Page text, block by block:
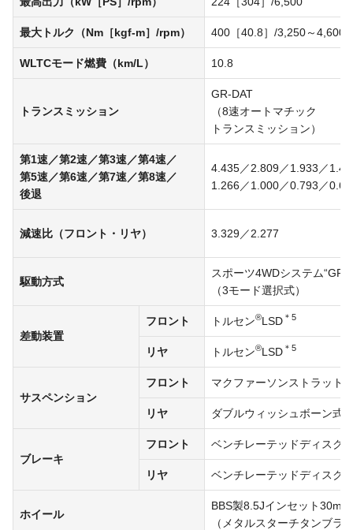
最大トルク（Nm［kgf-m］/rpm） 400［40.8］/3,250～4,600
WLTCモード燃費（km/L） 10.8
トランスミッション
GR-DAT
（8速オートマチック
トランスミッション）
第1速／第2速／第3速／第4速／
第5速／第6速／第7速／第8速／
後退
4.435／2.809／1.933／
1.266／1.000／0.793／
減速比（フロント・リヤ） 3.329／2.277
駆動方式
スポーツ4WDシステム
（3モード選択式）
差動装置
フロント トルセン®LSD ＊5
リヤ トルセン®LSD ＊5
サスペンション
フロント マクファーソンストラット
リヤ ダブルウィッシュボーン式
ブレーキ
フロント ベンチレーテッドディスク
リヤ ベンチレーテッドディスク
ホイール
BBS製8.5Jインセット
（メタルスターチタンブラ